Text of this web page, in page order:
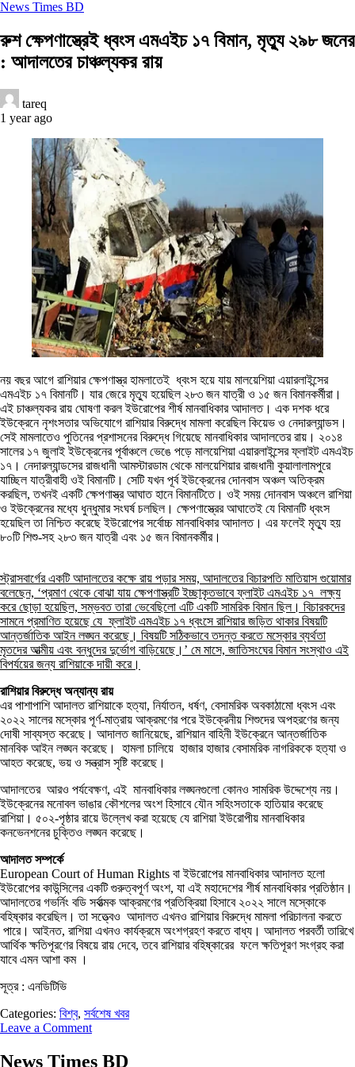
News Times BD
রুশ ক্ষেপণাস্ত্রেই ধ্বংস এমএইচ ১৭ বিমান, মৃত্যু ২৯৮ জনের
: আদালতের চাঞ্চল্যকর রায়
tareq
1 year ago
নয় বছর আগে রাশিয়ার ক্ষেপণাস্ত্র হামলাতেই ধ্বংস হয়ে যায় মালয়েশিয়া এয়ারলাইন্সের
এমএইচ ১৭ বিমানটি। যার জেরে মৃত্যু হয়েছিল ২৮৩ জন যাত্রী ও ১৫ জন বিমানকর্মীরা।
এই চাঞ্চল্যকর রায় ঘোষণা করল ইউরোপের শীর্ষ মানবাধিকার আদালত। এক দশক ধরে
ইউক্রেনে নৃশংসতার অভিযোগে রাশিয়ার বিরুদ্ধে মামলা করেছিল কিয়েভ ও নেদারল্যান্ডস।
সেই মামলাতেও পুতিনের প্রশাসনের বিরুদ্ধে গিয়েছে মানবাধিকার আদালতের রায়। ২০১৪
সালের ১৭ জুলাই ইউক্রেনের পূর্বাঞ্চলে ভেঙে পড়ে মালয়েশিয়া এয়ারলাইন্সের ফ্লাইট এমএইচ
১৭। নেদারল্যান্ডসের রাজধানী আমস্টারডাম থেকে মালয়েশিয়ার রাজধানী কুয়ালালামপুরে
যাচ্ছিল যাত্রীবাহী ওই বিমানটি। সেটি যখন পূর্ব ইউক্রেনের দোনবাস অঞ্চল অতিক্রম
করছিল, তখনই একটি ক্ষেপণাস্ত্র আঘাত হানে বিমানটিতে। ওই সময় দোনবাস অঞ্চলে রাশিয়া
ও ইউক্রেনের মধ্যে ধুন্ধুমার সংঘর্ষ চলছিল। ক্ষেপণাস্ত্রের আঘাতেই যে বিমানটি ধ্বংস
হয়েছিল তা নিশ্চিত করেছে ইউরোপের সর্বোচ্চ মানবাধিকার আদালত। এর ফলেই মৃত্যু হয়
৮০টি শিশু-সহ ২৮৩ জন যাত্রী এবং ১৫ জন বিমানকর্মীর।
স্ট্রাসবার্গের একটি আদালতের কক্ষে রায় পড়ার সময়, আদালতের বিচারপতি মাতিয়াস গুয়োমার
বলেছেন, ‘প্রমাণ থেকে বোঝা যায় ক্ষেপণাস্ত্রটি ইচ্ছাকৃতভাবে ফ্লাইট এমএইচ ১৭ লক্ষ্য
করে ছোড়া হয়েছিল, সম্ভবত তারা ভেবেছিলো এটি একটি সামরিক বিমান ছিল। বিচারকদের
সামনে প্রমাণিত হয়েছে যে ফ্লাইট এমএইচ ১৭ ধ্বংসে রাশিয়ার জড়িত থাকার বিষয়টি
আন্তর্জাতিক আইন লঙ্ঘন করেছে। বিষয়টি সঠিকভাবে তদন্ত করতে মস্কোর ব্যর্থতা
মৃতদের আত্মীয় এবং বন্ধুদের দুর্ভোগ বাড়িয়েছে।’ মে মাসে, জাতিসংঘের বিমান সংস্থাও এই
বিপর্যয়ের জন্য রাশিয়াকে দায়ী করে।
রাশিয়ার বিরুদ্ধে অন্যান্য রায়
এর পাশাপাশি আদালত রাশিয়াকে হত্যা, নির্যাতন, ধর্ষণ, বেসামরিক অবকাঠামো ধ্বংস এবং
২০২২ সালের মস্কোর পূর্ণ-মাত্রায় আক্রমণের পরে ইউক্রেনীয় শিশুদের অপহরণের জন্য
দোষী সাব্যস্ত করেছে। আদালত জানিয়েছে, রাশিয়ান বাহিনী ইউক্রেনে আন্তর্জাতিক
মানবিক আইন লঙ্ঘন করেছে। হামলা চালিয়ে হাজার হাজার বেসামরিক নাগরিককে হত্যা ও
আহত করেছে, ভয় ও সন্ত্রাস সৃষ্টি করেছে।
আদালতের আরও পর্যবেক্ষণ, এই মানবাধিকার লঙ্ঘনগুলো কোনও সামরিক উদ্দেশ্যে নয়।
ইউক্রেনের মনোবল ভাঙার কৌশলের অংশ হিসাবে যৌন সহিংসতাকে হাতিয়ার করেছে
রাশিয়া। ৫০২-পৃষ্ঠার রায়ে উল্লেখ করা হয়েছে যে রাশিয়া ইউরোপীয় মানবাধিকার
কনভেনশনের চুক্তিও লঙ্ঘন করেছে।
আদালত সম্পর্কে
European Court of Human Rights বা ইউরোপের মানবাধিকার আদালত হলো
ইউরোপের কাউন্সিলের একটি গুরুত্বপূর্ণ অংশ, যা এই মহাদেশের শীর্ষ মানবাধিকার প্রতিষ্ঠান।
আদালতের গভর্নিং বডি সর্বাত্মক আক্রমণের প্রতিক্রিয়া হিসাবে ২০২২ সালে মস্কোকে
বহিষ্কার করেছিল। তা সত্ত্বেও আদালত এখনও রাশিয়ার বিরুদ্ধে মামলা পরিচালনা করতে
পারে। আইনত, রাশিয়া এখনও কার্যক্রমে অংশগ্রহণ করতে বাধ্য। আদালত পরবর্তী তারিখে
আর্থিক ক্ষতিপূরণের বিষয়ে রায় দেবে, তবে রাশিয়ার বহিষ্কারের ফলে ক্ষতিপূরণ সংগ্রহ করা
যাবে এমন আশা কম ।
সূত্র : এনডিটিভি
Categories: বিশ্ব, সর্বশেষ খবর
Leave a Comment
News Times BD